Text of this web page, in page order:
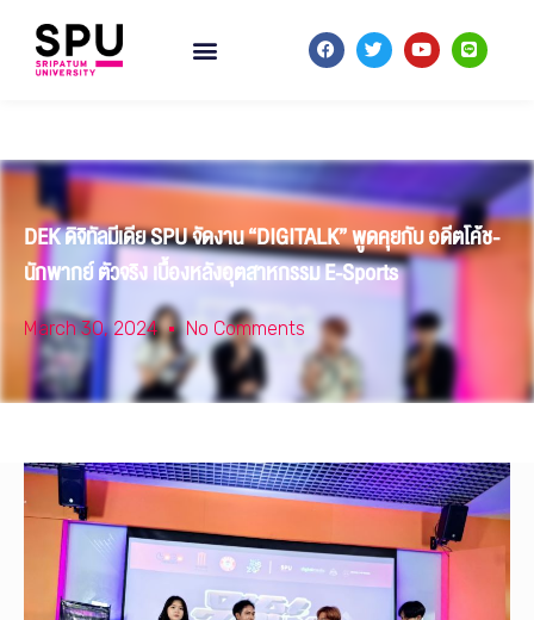
DEK ดิจิทัลมีเดีย SPU จัดงาน “DIGITALK” พูดคุยกับ อดีตโค้ช-
นักพากย์ ตัวจริง เบื้องหลังอุตสาหกรรม E-Sports
March 30, 2024 No Comments